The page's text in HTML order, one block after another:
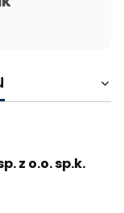
z o.o. sp.k.